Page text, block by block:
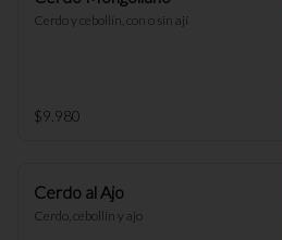
Cerdo y cebollín, con o sin ají
$9.980
Cerdo al Ajo
Cerdo, cebollín y ajo